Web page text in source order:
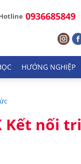
0936685849
HƯỚNG NGHIỆP
Kết nối tri